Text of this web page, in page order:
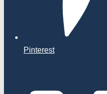
Pinterest